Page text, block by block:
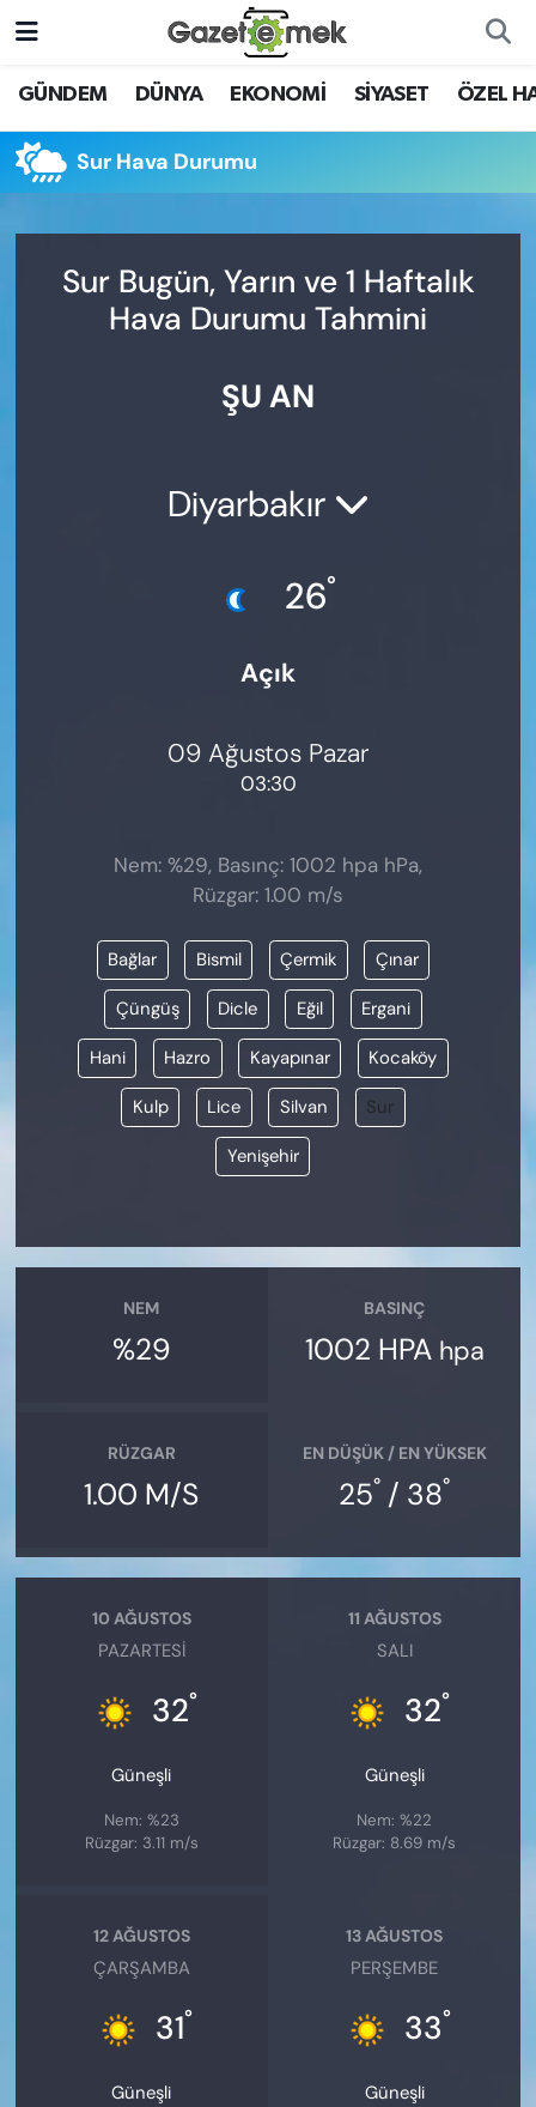
GÜNDEM DÜNYA EKONOMİ SİYASET ÖZEL
Sur Hava Durumu
Sur Bugün, Yarın ve 1 Haftalık
Hava Durumu Tahmini
ŞU AN
Diyarbakır
26°
Açık
09 Ağustos Pazar
03:30
Nem: %29, Basınç: 1002 hpa hPa,
Rüzgar: 1.00 m/s
Bağlar Bismil Çermik Çınar
Çüngüş Dicle Eğil Ergani
Hani Hazro Kayapınar Kocaköy
Kulp Lice Silvan Sur
Yenişehir
NEM
%29
BASINÇ
1002 HPA hpa
RÜZGAR
1.00 M/S
EN DÜŞÜK / EN YÜKSEK
25° / 38°
10 AĞUSTOS
PAZARTESI
32°
Güneşli
Nem: %23
Rüzgar: 3.11 m/s
11 AĞUSTOS
SALI
32°
Güneşli
Nem: %22
Rüzgar: 8.69 m/s
12 AĞUSTOS
ÇARŞAMBA
31°
Güneşli
13 AĞUSTOS
PERŞEMBE
33°
Güneşli
DÜNYA
EKONOMİ
YENİ MEDYADA EMEK
GAZETECİLİĞİNİ GELİŞTİRMEK
ÖZEL HABER
SİYASET
VAN VE DİYARBAKIR HABERLERİ
Nöbetçi Eczaneler
Hava Durumu
Trafik Durumu
Süper Lig Puan Durumu ve Fikstür
Haber Arşivi